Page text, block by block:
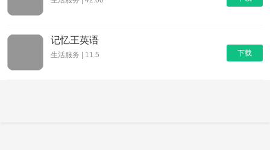
下载
记忆王英语
生活服务 | 11.5